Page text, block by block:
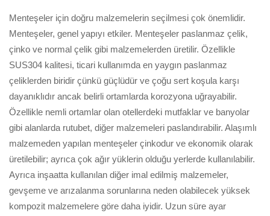
Menteşeler için doğru malzemelerin seçilmesi çok önemlidir.
Menteşeler, genel yapıyı etkiler. Menteşeler paslanmaz çelik,
çinko ve normal çelik gibi malzemelerden üretilir. Özellikle
SUS304 kalitesi, ticari kullanımda en yaygın paslanmaz
çeliklerden biridir çünkü güçlüdür ve çoğu sert koşula karşı
dayanıklıdır ancak belirli ortamlarda korozyona uğrayabilir.
Özellikle nemli ortamlar olan otellerdeki mutfaklar ve banyolar
gibi alanlarda rutubet, diğer malzemeleri paslandırabilir. Alaşımlı
malzemeden yapılan menteşeler çinkodur ve ekonomik olarak
üretilebilir; ayrıca çok ağır yüklerin olduğu yerlerde kullanılabilir.
Ayrıca inşaatta kullanılan diğer imal edilmiş malzemeler,
gevşeme ve arızalanma sorunlarına neden olabilecek yüksek
kompozit malzemelere göre daha iyidir. Uzun süre ayar